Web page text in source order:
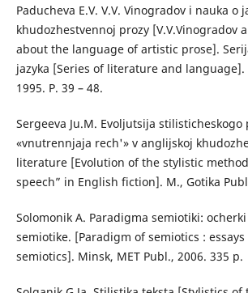
Paducheva E.V. V.V. Vinogradov i nauka o
khudozhestvennoj prozy [V.V.Vinogradov
about the language of artistic prose].
jazyka [Series of literature and language].
1995. P. 39 – 48.
Sergeeva Ju.M. Evoljutsija stilisticheskogo
«vnutrennjaja rech'» v anglijskoj
literature [Evolution of the stylistic
speech” in English fiction]. M., Gotika
Solomonik А. Paradigma semiotiki:
semiotike. [Paradigm of semiotics :
semiotics]. Minsk, МЕТ Publ., 2006. 335 p.